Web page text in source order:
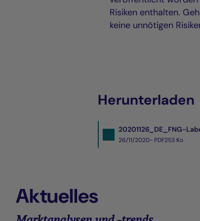
Risiken enthalten.
keine unnötigen
Herunterladen
20201126_DE_FNG-
26/11/2020- PDF253 Ko
Aktuelles